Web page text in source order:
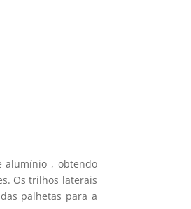
alumínio , obtendo
Os trilhos laterais
palhetas para a